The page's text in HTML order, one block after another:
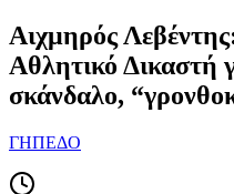
Αιχμηρός
Αθλητικό Δικαστή
σκάνδαλο,
ΓΗΠΕΔΟ